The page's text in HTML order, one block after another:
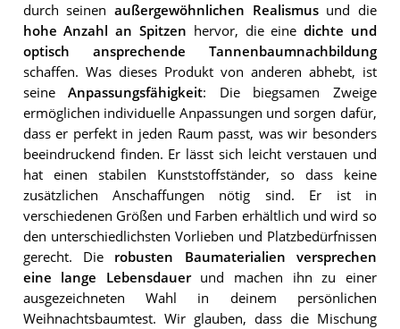
durch seinen außergewöhnlichen Realismusund die
hohe Anzahl an Spitzen hervor, die einedichte und
optisch ansprechende Tannenbaumnachbildung
schaffen. Was dieses Produkt von anderen abhebt, ist
seineAnpassungsfähigkeit: Die biegsamen Zweige
ermöglichen individuelle Anpassungen und sorgen dafür,
dass er perfekt in jeden Raum passt, was wir besonders
beeindruckend finden. Er lässt sich leicht verstauen und
hat einen stabilen Kunststoffständer, so dass keine
zusätzlichen Anschaffungen nötig sind. Er ist in
verschiedenen Größen und Farben erhältlich und wird so
den unterschiedlichsten Vorlieben und Platzbedürfnissen
gerecht. Die robusten Baumaterialien versprechen
eine lange Lebensdauerund machen ihn zu einer
ausgezeichneten Wahl in deinem persönlichen
Weihnachtsbaumtest. Wir glauben, dass die Mischung